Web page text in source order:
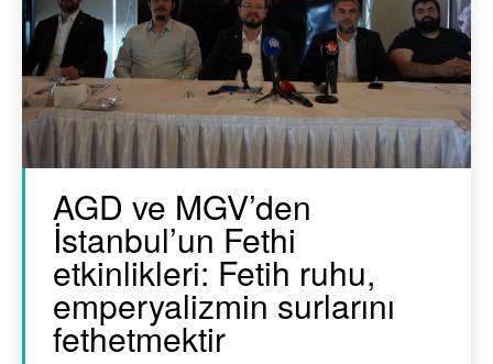
AGD ve MGV’den
İstanbul’un Fethi
etkinlikleri: Fetih ruhu,
emperyalizmin surlarını
fethetmektir